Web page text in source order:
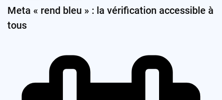
Meta « rend bleu » : la vérification accessible à
tous